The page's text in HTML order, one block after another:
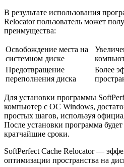
В результате использования
Relocator пользователь может
преимущества:
Освобождение места на
системном диске
Предотвращение
переполнения диска
Более
Для установки программы
компьютер с ОС Windows,
простых шагов, используя
После установки программа
кратчайшие сроки.
SoftPerfect Cache Relocator —
оптимизации пространства на